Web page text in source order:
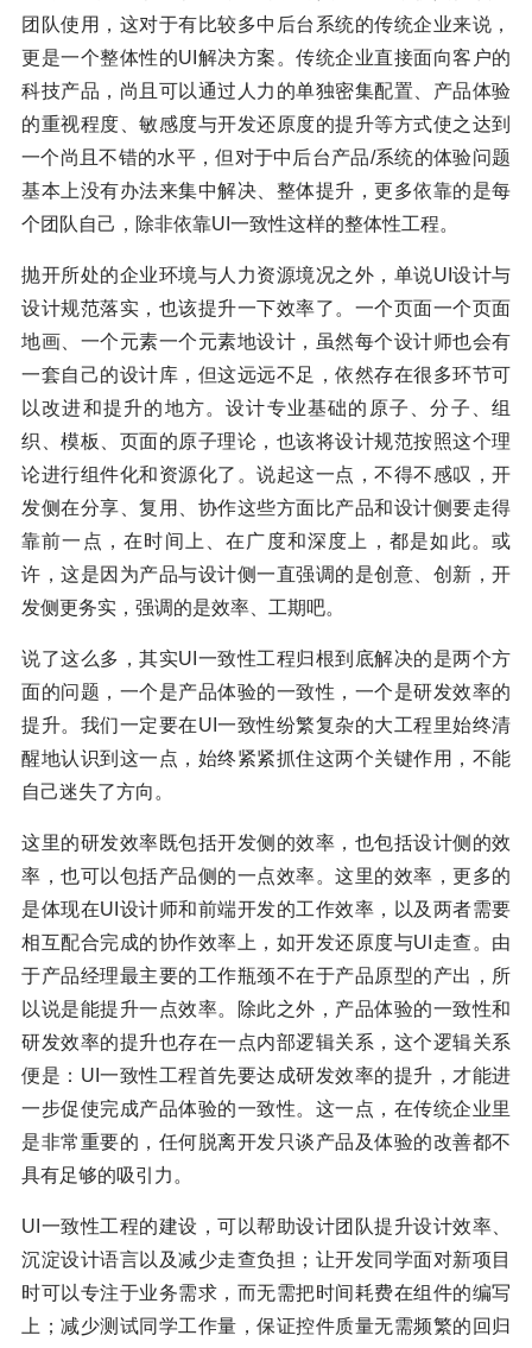
团队使用，这对于有比较多中后台系统的传统企业来说，
更是一个整体性的UI解决方案。传统企业直接面向客户的
科技产品，尚且可以通过人力的单独密集配置、产品体验
的重视程度、敏感度与开发还原度的提升等方式使之达到
一个尚且不错的水平，但对于中后台产品/系统的体验问题
基本上没有办法来集中解决、整体提升，更多依靠的是每
个团队自己，除非依靠UI一致性这样的整体性工程。
抛开所处的企业环境与人力资源境况之外，单说UI设计与
设计规范落实，也该提升一下效率了。一个页面一个页面
地画、一个元素一个元素地设计，虽然每个设计师也会有
一套自己的设计库，但这远远不足，依然存在很多环节可
以改进和提升的地方。设计专业基础的原子、分子、组
织、模板、页面的原子理论，也该将设计规范按照这个理
论进行组件化和资源化了。说起这一点，不得不感叹，开
发侧在分享、复用、协作这些方面比产品和设计侧要走得
靠前一点，在时间上、在广度和深度上，都是如此。或
许，这是因为产品与设计侧一直强调的是创意、创新，开
发侧更务实，强调的是效率、工期吧。
说了这么多，其实UI一致性工程归根到底解决的是两个方
面的问题，一个是产品体验的一致性，一个是研发效率的
提升。我们一定要在UI一致性纷繁复杂的大工程里始终清
醒地认识到这一点，始终紧紧抓住这两个关键作用，不能
自己迷失了方向。
这里的研发效率既包括开发侧的效率，也包括设计侧的效
率，也可以包括产品侧的一点效率。这里的效率，更多的
是体现在UI设计师和前端开发的工作效率，以及两者需要
相互配合完成的协作效率上，如开发还原度与UI走查。由
于产品经理最主要的工作瓶颈不在于产品原型的产出，所
以说是能提升一点效率。除此之外，产品体验的一致性和
研发效率的提升也存在一点内部逻辑关系，这个逻辑关系
便是：UI一致性工程首先要达成研发效率的提升，才能进
一步促使完成产品体验的一致性。这一点，在传统企业里
是非常重要的，任何脱离开发只谈产品及体验的改善都不
具有足够的吸引力。
UI一致性工程的建设，可以帮助设计团队提升设计效率、
沉淀设计语言以及减少走查负担；让开发同学面对新项目
时可以专注于业务需求，而无需把时间耗费在组件的编写
上；减少测试同学工作量，保证控件质量无需频繁的回归